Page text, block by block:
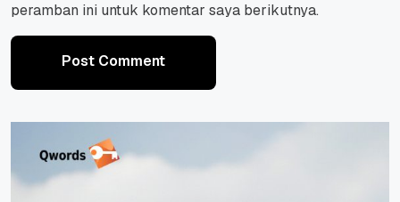
peramban ini untuk komentar saya berikutnya.
Post Comment